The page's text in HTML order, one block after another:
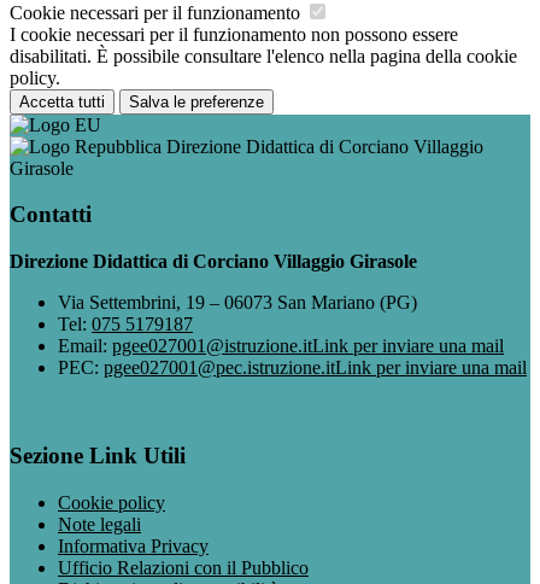
Cookie necessari per il funzionamento
I cookie necessari per il funzionamento non possono essere
disabilitati. È possibile consultare l'elenco nella pagina della cookie
policy.
Accetta tutti Salva le preferenze
Direzione Didattica di Corciano Villaggio
Girasole
Contatti
Direzione Didattica di Corciano Villaggio Girasole
Via Settembrini, 19 – 06073 San Mariano (PG)
Tel: 075 5179187
Email: pgee027001@istruzione.itLink per inviare una mail
PEC: pgee027001@pec.istruzione.itLink per inviare una mail
Sezione Link Utili
Cookie policy
Note legali
Informativa Privacy
Ufficio Relazioni con il Pubblico